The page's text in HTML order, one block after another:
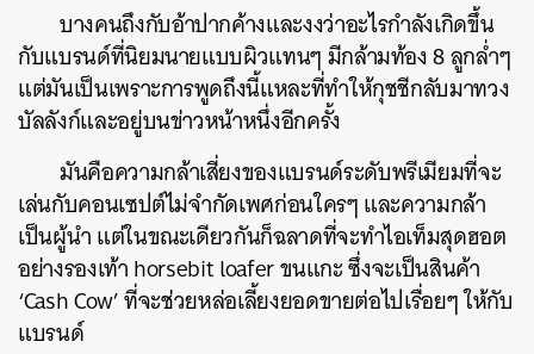
บางคนถึงกับอ้าปากค้างและงงว่าอะไรกำลังเกิดขึ้น
กับแบรนด์ที่นิยมนายแบบผิวแทนๆ มีกล้ามท้อง 8 ลูกล่ำๆ
แต่มันเป็นเพราะการพูดถึงนี้แหละที่ทำให้กุชชีกลับมาทวง
บัลลังก์และอยู่บนข่าวหน้าหนึ่งอีกครั้ง
มันคือความกล้าเสี่ยงของแบรนด์ระดับพรีเมียมที่จะ
เล่นกับคอนเซปต์ไม่จำกัดเพศก่อนใครๆ และความกล้า
เป็นผู้นำ แต่ในขณะเดียวกันก็ฉลาดที่จะทำไอเท็มสุดฮอต
อย่างรองเท้า horsebit loafer ขนแกะ ซึ่งจะเป็นสินค้า
‘Cash Cow’ ที่จะช่วยหล่อเลี้ยงยอดขายต่อไปเรื่อยๆ ให้กับ
แบรนด์